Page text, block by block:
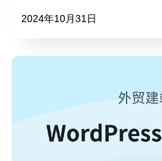
2024年10月31日